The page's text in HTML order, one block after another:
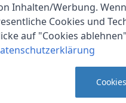
um den Tragekomfort
Sitz führt. Das
Inhalten/Werbung.
Cookies und
auf "Cookies